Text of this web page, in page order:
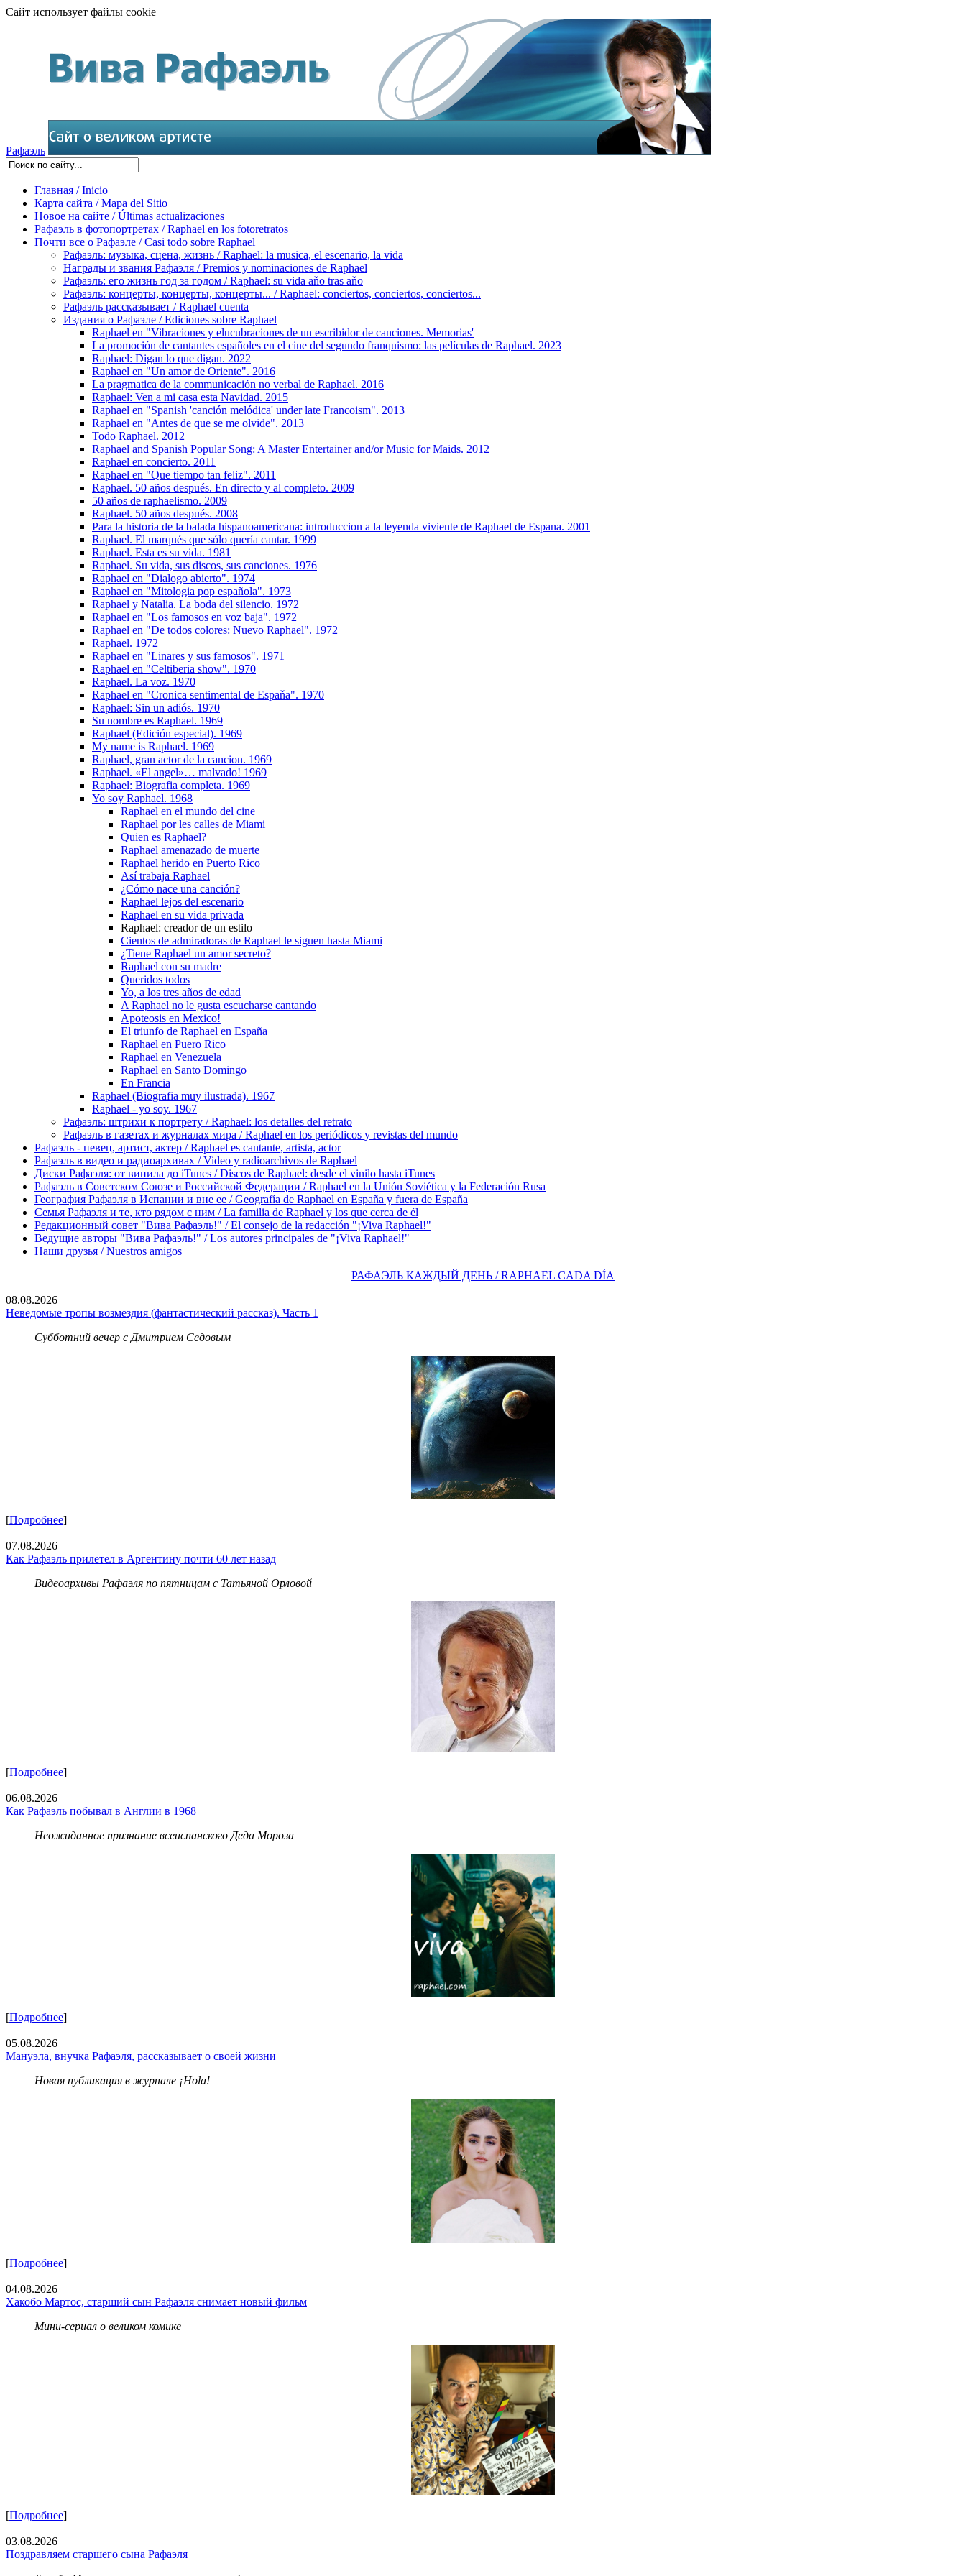
Сайт использует файлы cookie
Рафаэль
Главная / Inicio
Карта сайта / Mapa del Sitio
Новое на сайте / Últimas actualizaciones
Рафаэль в фотопортретах / Raphael en los fotoretratos
Почти все о Рафаэле / Casi todo sobre Raphael
Рафаэль: музыка, сцена, жизнь / Raphael: la musica, el escenario, la vida
Награды и звания Рафаэля / Premios y nominaciones de Raphael
Рафаэль: его жизнь год за годом / Raphael: su vida aňo tras aňo
Рафаэль: концерты, концерты, концерты... / Raphael: conciertos, сonciertos, сonciertos...
Рафаэль рассказывает / Raphael cuenta
Издания о Рафаэле / Ediciones sobre Raphael
Raphael en "Vibraciones y elucubraciones de un escribidor de canciones. Memorias'
La promoción de cantantes españoles en el cine del segundo franquismo: las películas de Raphael. 2023
Raphael: Digan lo que digan. 2022
Raphael en "Un amor de Oriente". 2016
La pragmatica de la communicación no verbal de Raphael. 2016
Raphael: Ven a mi casa esta Navidad. 2015
Raphael en "Spanish 'canción melódica' under late Francoism". 2013
Raphael en "Antes de que se me olvide". 2013
Todo Raphael. 2012
Raphael and Spanish Popular Song: A Master Entertainer and/or Music for Maids. 2012
Raphael en concierto. 2011
Raphael en "Que tiempo tan feliz". 2011
Raphael. 50 años después. En directo y al completo. 2009
50 años de raphaelismo. 2009
Raphael. 50 años después. 2008
Para la historia de la balada hispanoamericana: introduccion a la leyenda viviente de Raphael de Espana. 2001
Raphael. El marqués que sólo quería cantar. 1999
Raphael. Esta es su vida. 1981
Raphael. Su vida, sus discos, sus canciones. 1976
Raphael en "Dialogo abierto". 1974
Raphael en "Mitologia pop española". 1973
Raphael y Natalia. La boda del silencio. 1972
Raphael en "Los famosos en voz baja". 1972
Raphael en "De todos colores: Nuevo Raphael". 1972
Raphael. 1972
Raphael en "Linares y sus famosos". 1971
Raphael en "Celtiberia show". 1970
Raphael. La voz. 1970
Raphael en "Cronica sentimental de Espaňa". 1970
Raphael: Sin un adiós. 1970
Su nombre es Raphael. 1969
Raphael (Edición especial). 1969
My name is Raphael. 1969
Raphael, gran actor de la cancion. 1969
Raphael. «El angel»… malvado! 1969
Raphael: Biografia completa. 1969
Yo soy Raphael. 1968
Raphael en el mundo del cine
Raphael por les calles de Miami
Quien es Raphael?
Raphael amenazado de muerte
Raphael herido en Puerto Rico
Así trabaja Raphael
¿Cómo nace una canción?
Raphael lejos del escenario
Raphael en su vida privada
Raphael: creador de un estilo
Cientos de admiradoras de Raphael le siguen hasta Miami
¿Tiene Raphael un amor secreto?
Raphael con su madre
Queridos todos
Yo, a los tres años de edad
A Raphael no le gusta escucharse cantando
Apoteosis en Mexico!
El triunfo de Raphael en España
Raphael en Puero Rico
Raphael en Venezuela
Raphael en Santo Domingo
En Francia
Raphael (Biografia muy ilustrada). 1967
Raphael - yo soy. 1967
Рафаэль: штрихи к портрету / Raphael: los detalles del retrato
Рафаэль в газетах и журналах мира / Raphael en los periódicos y revistas del mundo
Рафаэль - певец, артист, актер / Raphael es cantante, artista, actor
Рафаэль в видео и радиоархивах / Video y radioarchivos de Raphael
Диски Рафаэля: от винила до iTunes / Discos de Raphael: desde el vinilo hasta iTunes
Рафаэль в Советском Союзе и Российской Федерации / Raphael en la Unión Soviética y la Federación Rusa
География Рафаэля в Испании и вне ее / Geografía de Raphael en España y fuera de España
Семья Рафаэля и те, кто рядом с ним / La familia de Raphael y los que cerca de él
Редакционный совет "Вива Рафаэль!" / El consejo de la redacción "¡Viva Raphael!"
Ведущие авторы "Вива Рафаэль!" / Los autores principales de "¡Viva Raphael!"
Наши друзья / Nuestros amigos
РАФАЭЛЬ КАЖДЫЙ ДЕНЬ / RAPHAEL CADA DÍA
08.08.2026
Неведомые тропы возмездия (фантастический рассказ). Часть 1
Субботний вечер с Дмитрием Седовым
[Подробнее]
07.08.2026
Как Рафаэль прилетел в Аргентину почти 60 лет назад
Видеоархивы Рафаэля по пятницам с Татьяной Орловой
[Подробнее]
06.08.2026
Как Рафаэль побывал в Англии в 1968
Неожиданное признание всеиспанского Деда Мороза
[Подробнее]
05.08.2026
Мануэла, внучка Рафаэля, рассказывает о своей жизни
Новая публикация в журнале ¡Hola!
[Подробнее]
04.08.2026
Хакобо Мартос, старший сын Рафаэля снимает новый фильм
Мини-сериал о великом комике
[Подробнее]
03.08.2026
Поздравляем старшего сына Рафаэля